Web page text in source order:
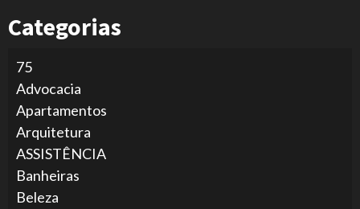
Categorias
75
Advocacia
Apartamentos
Arquitetura
ASSISTÊNCIA
Banheiras
Beleza